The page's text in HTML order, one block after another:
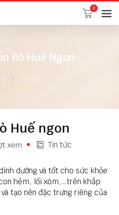
0
Bò Huế Ngon
Tin tức
Huế ngon
xem Tin tức
dưỡng và tốt cho sức khỏe
hẻm, lối xóm,…trên khắp
tạo nên đặc trưng riêng của